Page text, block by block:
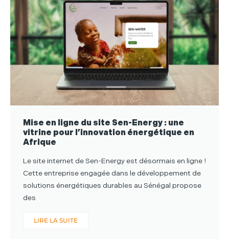
Mise en ligne du site Sen-Energy : une
vitrine pour l’innovation énergétique en
Afrique
Le site internet de Sen-Energy est désormais en ligne !
Cette entreprise engagée dans le développement de
solutions énergétiques durables au Sénégal propose
des
LIRE LA SUITE